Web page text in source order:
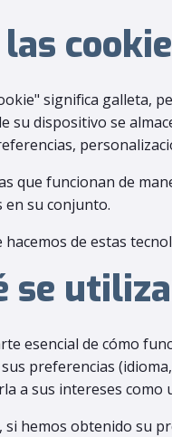
significa galleta,
su dispositivo se
que funcionan de
en su conjunto.
de estas
se
esencial de cómo
preferencias
a sus intereses como
si hemos obtenido su